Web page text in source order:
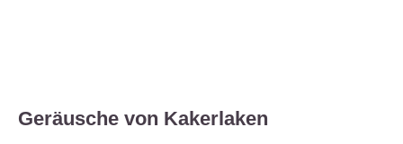
Geräusche von Kakerlaken